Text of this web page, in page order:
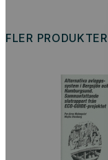
FLER PRODUKTER